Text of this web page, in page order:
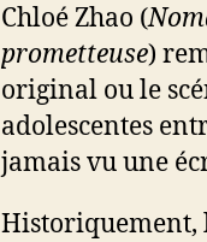
Chloé Zhao (
prometteuse)
original ou le
adolescentes
jamais vu une
Historiquement,